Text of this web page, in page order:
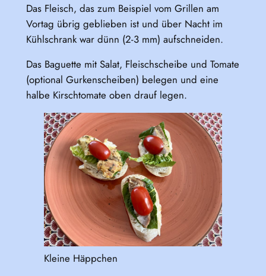
Das Fleisch, das zum Beispiel vom Grillen am
Vortag übrig geblieben ist und über Nacht im
Kühlschrank war dünn (2-3 mm) aufschneiden.
Das Baguette mit Salat, Fleischscheibe und Tomate
(optional Gurkenscheiben) belegen und eine
halbe Kirschtomate oben drauf legen.
Kleine Häppchen